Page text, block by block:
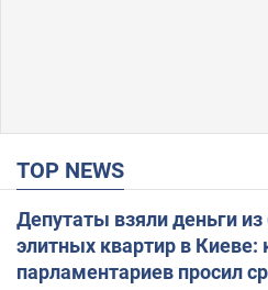
TOP NEWS
Депутаты взяли деньги
элитных квартир в Киеве:
парламентариев просил